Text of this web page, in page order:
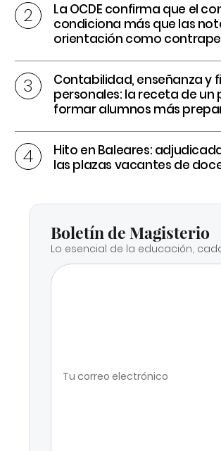
La OCDE confirma que el
condiciona más que las
orientación como
Contabilidad, enseñanza y
personales: la receta de un
formar alumnos más
Hito en Baleares:
las plazas vacantes de
Boletín de Magisterio
Lo esencial de la educación,